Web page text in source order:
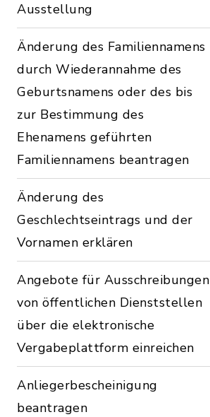
Ausstellung
Änderung des Familiennamens
durch Wiederannahme des
Geburtsnamens oder des bis
zur Bestimmung des
Ehenamens geführten
Familiennamens beantragen
Änderung des
Geschlechtseintrags und der
Vornamen erklären
Angebote für Ausschreibungen
von öffentlichen Dienststellen
über die elektronische
Vergabeplattform einreichen
Anliegerbescheinigung
beantragen